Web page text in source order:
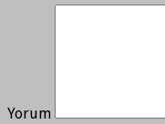
Yorum